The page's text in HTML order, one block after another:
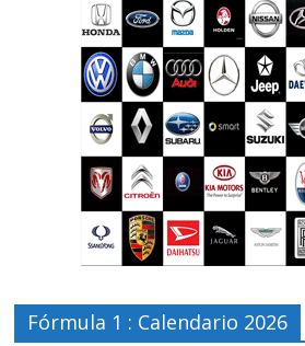
Fórmula 1 : Calendario 2026